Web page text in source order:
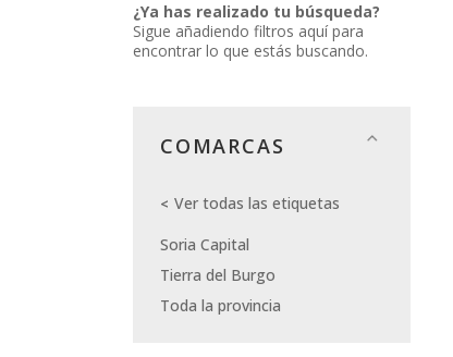
¿Ya has realizado tu búsqueda?
Sigue añadiendo filtros aquí para
encontrar lo que estás buscando.
COMARCAS
Ver todas las etiquetas
Soria Capital
Tierra del Burgo
Toda la provincia